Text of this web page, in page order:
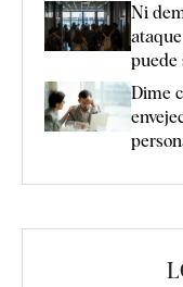
Ni
puede
Dime